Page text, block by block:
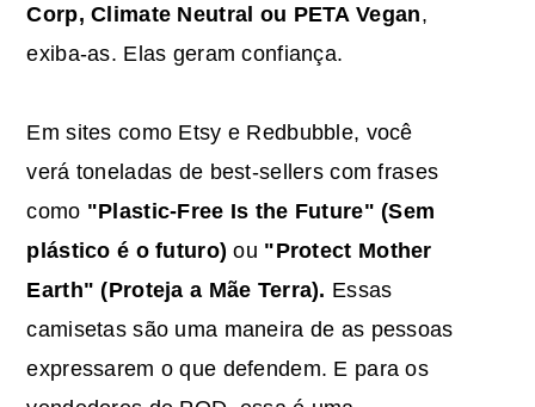
Corp, Climate Neutral ou PETA Vegan,
exiba-as. Elas geram confiança.
Em sites como Etsy e Redbubble, você
verá toneladas de best-sellers com frases
como "Plastic-Free Is the Future" (Sem
plástico é o futuro)ou "Protect Mother
Earth" (Proteja a Mãe Terra). Essas
camisetas são uma maneira de as pessoas
expressarem o que defendem. E para os